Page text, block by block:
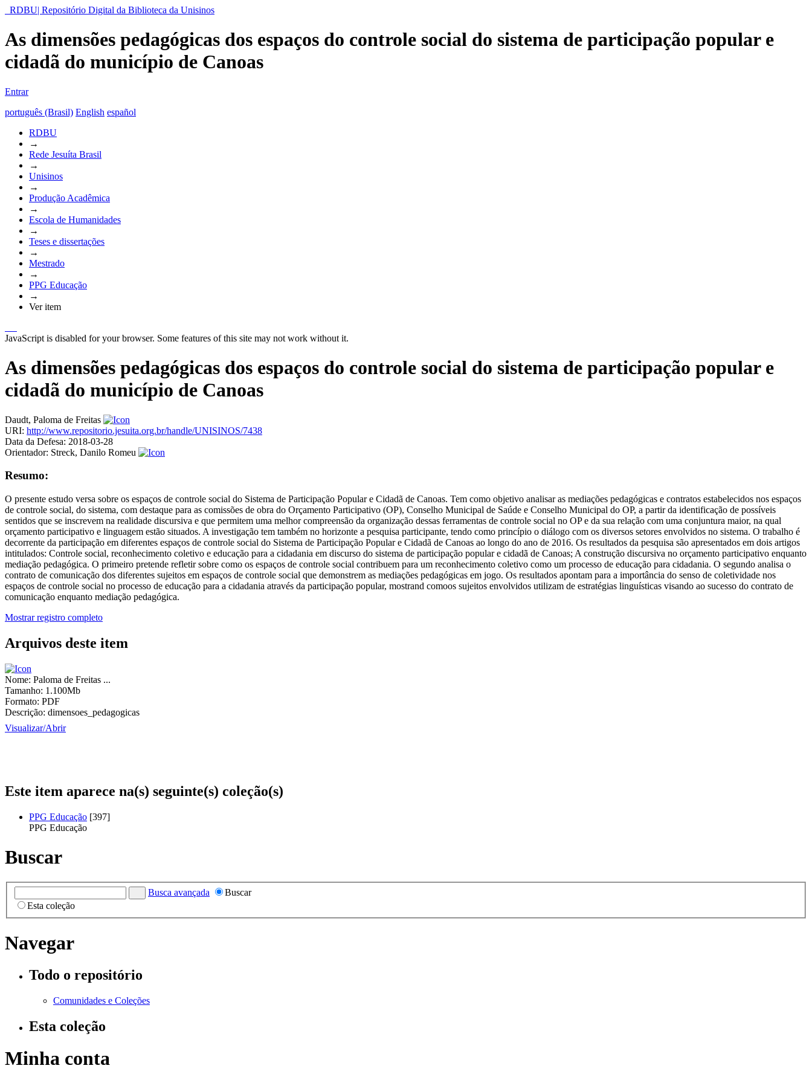
RDBU| Repositório Digital da Biblioteca da Unisinos
As dimensões pedagógicas dos espaços do controle social do sistema de participação popular e
cidadã do município de Canoas
Entrar
português (Brasil) English español
RDBU
→
Rede Jesuíta Brasil
→
Unisinos
→
Produção Acadêmica
→
Escola de Humanidades
→
Teses e dissertações
→
Mestrado
→
PPG Educação
→
Ver item
JavaScript is disabled for your browser. Some features of this site may not work without it.
As dimensões pedagógicas dos espaços do controle social do sistema de participação popular e
cidadã do município de Canoas
Daudt, Paloma de Freitas
URI: http://www.repositorio.jesuita.org.br/handle/UNISINOS/7438
Data da Defesa: 2018-03-28
Orientador: Streck, Danilo Romeu
Resumo:
O presente estudo versa sobre os espaços de controle social do Sistema de Participação Popular e Cidadã de Canoas. Tem como objetivo analisar as mediações pedagógicas e contratos estabelecidos nos espaços
de controle social, do sistema, com destaque para as comissões de obra do Orçamento Participativo (OP), Conselho Municipal de Saúde e Conselho Municipal do OP, a partir da identificação de possíveis
sentidos que se inscrevem na realidade discursiva e que permitem uma melhor compreensão da organização dessas ferramentas de controle social no OP e da sua relação com uma conjuntura maior, na qual
orçamento participativo e linguagem estão situados. A investigação tem também no horizonte a pesquisa participante, tendo como princípio o diálogo com os diversos setores envolvidos no sistema. O trabalho é
decorrente da participação em diferentes espaços de controle social do Sistema de Participação Popular e Cidadã de Canoas ao longo do ano de 2016. Os resultados da pesquisa são apresentados em dois artigos
intitulados: Controle social, reconhecimento coletivo e educação para a cidadania em discurso do sistema de participação popular e cidadã de Canoas; A construção discursiva no orçamento participativo enquanto
mediação pedagógica. O primeiro pretende refletir sobre como os espaços de controle social contribuem para um reconhecimento coletivo como um processo de educação para cidadania. O segundo analisa o
contrato de comunicação dos diferentes sujeitos em espaços de controle social que demonstrem as mediações pedagógicas em jogo. Os resultados apontam para a importância do senso de coletividade nos
espaços de controle social no processo de educação para a cidadania através da participação popular, mostrand comoos sujeitos envolvidos utilizam de estratégias linguísticas visando ao sucesso do contrato de
comunicação enquanto mediação pedagógica.
Mostrar registro completo
Arquivos deste item
Nome: Paloma de Freitas ...
Tamanho: 1.100Mb
Formato: PDF
Descrição: dimensoes_pedagogicas
Visualizar/Abrir
Este item aparece na(s) seguinte(s) coleção(s)
PPG Educação [397]
PPG Educação
Buscar
Busca avançada
Buscar
Esta coleção
Navegar
Todo o repositório
Comunidades e Coleções
Esta coleção
Minha conta